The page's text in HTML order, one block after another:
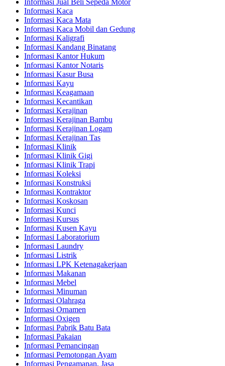
Informasi Jual Beli Sepeda Motor
Informasi Kaca
Informasi Kaca Mata
Informasi Kaca Mobil dan Gedung
Informasi Kaligrafi
Informasi Kandang Binatang
Informasi Kantor Hukum
Informasi Kantor Notaris
Informasi Kasur Busa
Informasi Kayu
Informasi Keagamaan
Informasi Kecantikan
Informasi Kerajinan
Informasi Kerajinan Bambu
Informasi Kerajinan Logam
Informasi Kerajinan Tas
Informasi Klinik
Informasi Klinik Gigi
Informasi Klinik Trapi
Informasi Koleksi
Informasi Konstruksi
Informasi Kontraktor
Informasi Koskosan
Informasi Kunci
Informasi Kursus
Informasi Kusen Kayu
Informasi Laboratorium
Informasi Laundry
Informasi Listrik
Informasi LPK Ketenagakerjaan
Informasi Makanan
Informasi Mebel
Informasi Minuman
Informasi Olahraga
Informasi Ornamen
Informasi Oxigen
Informasi Pabrik Batu Bata
Informasi Pakaian
Informasi Pemancingan
Informasi Pemotongan Ayam
Informasi Pengamanan, Jasa